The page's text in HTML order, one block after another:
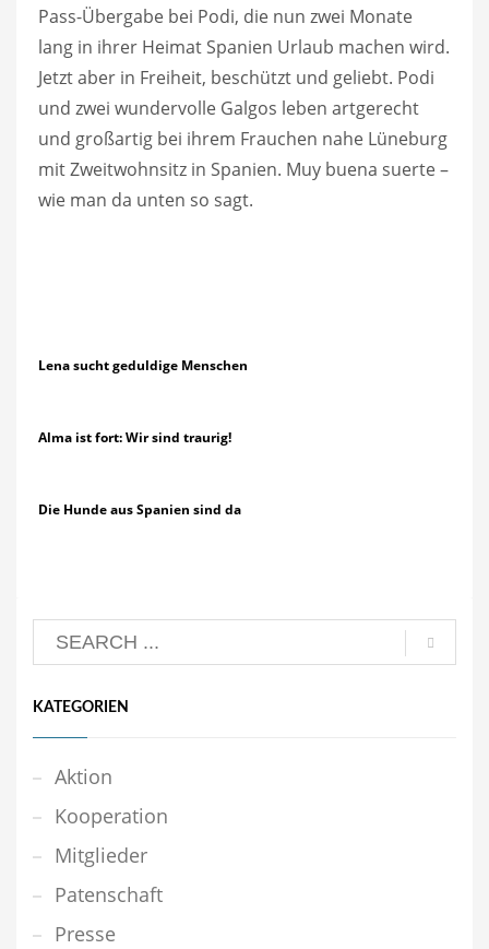
Pass-Übergabe bei Podi, die nun zwei Monate
lang in ihrer Heimat Spanien Urlaub machen wird.
Jetzt aber in Freiheit, beschützt und geliebt. Podi
und zwei wundervolle Galgos leben artgerecht
und großartig bei ihrem Frauchen nahe Lüneburg
mit Zweitwohnsitz in Spanien. Muy buena suerte –
wie man da unten so sagt.
Lena sucht geduldige Menschen
Alma ist fort: Wir sind traurig!
Die Hunde aus Spanien sind da
KATEGORIEN
Aktion
Kooperation
Mitglieder
Patenschaft
Presse